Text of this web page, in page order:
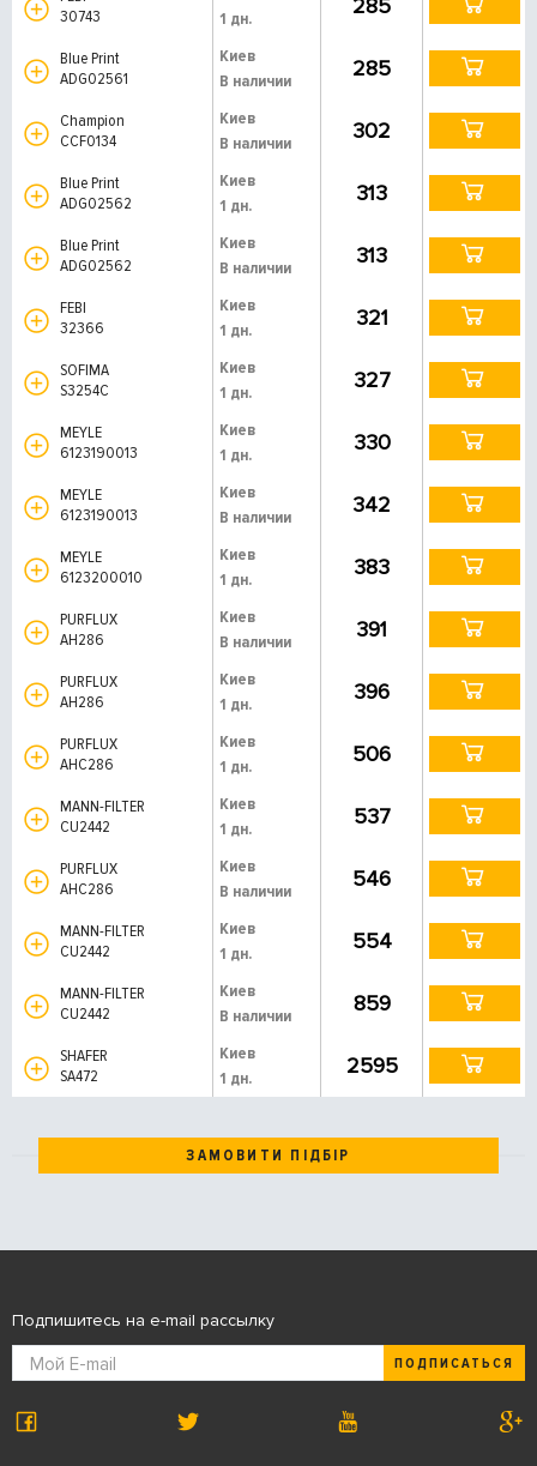
30743
1 дн.
285
Blue Print
ADG02561
Киев
В наличии
285
Champion
CCF0134
Киев
В наличии
302
Blue Print
ADG02562
Киев
1 дн.
313
Blue Print
ADG02562
Киев
В наличии
313
FEBI
32366
Киев
1 дн.
321
SOFIMA
S3254C
Киев
1 дн.
327
MEYLE
6123190013
Киев
1 дн.
330
MEYLE
6123190013
Киев
В наличии
342
MEYLE
6123200010
Киев
1 дн.
383
PURFLUX
AH286
Киев
В наличии
391
PURFLUX
AH286
Киев
1 дн.
396
PURFLUX
AHC286
Киев
1 дн.
506
MANN-FILTER
CU2442
Киев
1 дн.
537
PURFLUX
AHC286
Киев
В наличии
546
MANN-FILTER
CU2442
Киев
1 дн.
554
MANN-FILTER
CU2442
Киев
В наличии
859
SHAFER
SA472
Киев
1 дн.
2595
ЗАМОВИТИ ПІДБІР
Подпишитесь на e-mail рассылку
ПОДПИСАТЬСЯ